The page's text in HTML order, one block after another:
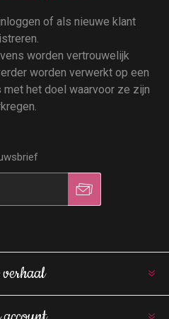
of als nieuwe klant
worden vertrouwelijk
worden verwerkt op een
het doel waarvoor ze zijn